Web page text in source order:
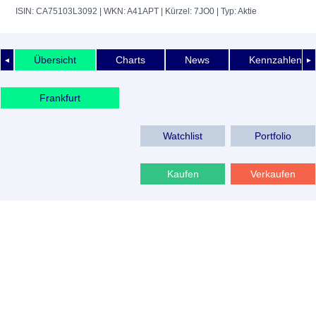
ISIN: CA75103L3092 | WKN: A41APT | Kürzel: 7JO0 | Typ: Aktie
◄ ►
Übersicht Charts News Kennzahlen
Frankfurt
Watchlist Portfolio
Kaufen Verkaufen